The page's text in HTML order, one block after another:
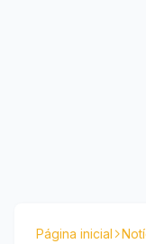
Página inicial